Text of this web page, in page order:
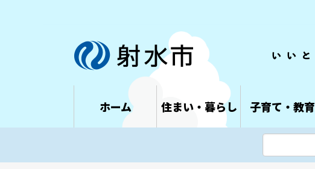
ホーム 住まい・暮らし 子育て・教育